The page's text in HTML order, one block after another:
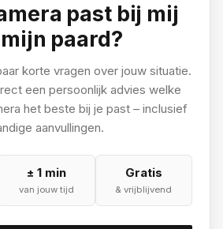
past bij mij
paard?
korte vragen over jouw situatie.
een persoonlijk advies welke
het beste bij je past – inclusief
aanvullingen.
± 1 min
van jouw tijd
Gratis
& vrijblijvend